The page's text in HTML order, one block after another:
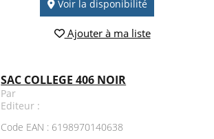
Voir la disponibilité
Ajouter à ma liste
SAC COLLEGE 406 NOIR
Par
Editeur :
Code EAN : 6198970140638